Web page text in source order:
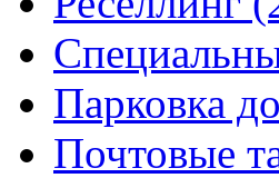
Парковка
Почтовые